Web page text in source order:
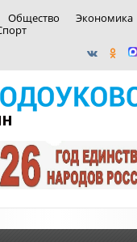
Общество
Экономика